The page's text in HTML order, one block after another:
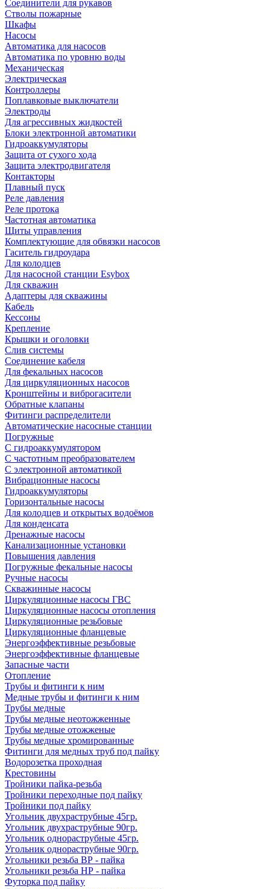
Соединители для рукавов
Стволы пожарные
Шкафы
Насосы
Автоматика для насосов
Автоматика по уровню воды
Механическая
Электрическая
Контроллеры
Поплавковые выключатели
Электроды
Для агрессивных жидкостей
Блоки электронной автоматики
Гидроаккумуляторы
Защита от сухого хода
Защита электродвигателя
Контакторы
Плавный пуск
Реле давления
Реле протока
Частотная автоматика
Щиты управления
Комплектующие для обвязки насосов
Гаситель гидроудара
Для колодцев
Для насосной станции Esybox
Для скважин
Адаптеры для скважины
Кабель
Кессоны
Крепление
Крышки и оголовки
Слив системы
Соединение кабеля
Для фекальных насосов
Для циркуляционных насосов
Кронштейны и виброгасители
Обратные клапаны
Фитинги распределители
Автоматические насосные станции
Погружные
С гидроаккумулятором
С частотным преобразователем
С электронной автоматикой
Вибрационные насосы
Гидроаккумуляторы
Горизонтальные насосы
Для колодцев и открытых водоёмов
Для конденсата
Дренажные насосы
Канализационные установки
Повышения давления
Погружные фекальные насосы
Ручные насосы
Скважинные насосы
Циркуляционные насосы ГВС
Циркуляционные насосы отопления
Циркуляционные резьбовые
Циркуляционные фланцевые
Энергоэффективные резьбовые
Энергоэффективные фланцевые
Запасные части
Отопление
Трубы и фитинги к ним
Медные трубы и фитинги к ним
Трубы медные
Трубы медные неотожженные
Трубы медные отожженые
Трубы медные хромированные
Фитинги для медных труб под пайку
Водорозетка проходная
Крестовины
Тройники пайка-резьба
Тройники переходные под пайку
Тройники под пайку
Угольник двухраструбные 45гр.
Угольник двухраструбные 90гр.
Угольник однораструбные 45гр.
Угольник однораструбные 90гр.
Угольники резьба ВР - пайка
Угольники резьба НР - пайка
Футорка под пайку